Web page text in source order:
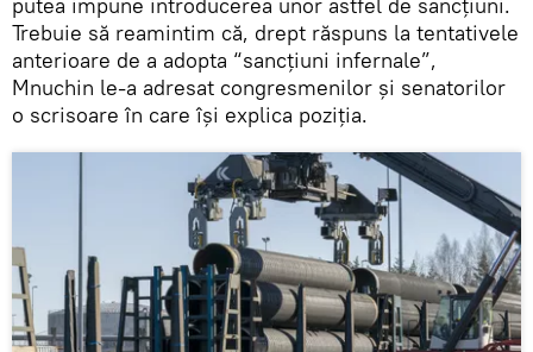
Trebuie să reamintim că, drept răspuns la tentativele
anterioare de a adopta “sancțiuni infernale”,
Mnuchin le-a adresat congresmenilor și senatorilor
o scrisoare în care își explica poziția.